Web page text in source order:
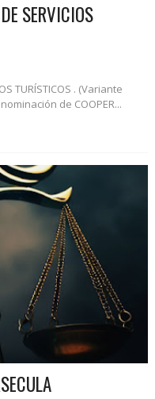
SERVICIOS
TURÍSTICOS . (Variante
de COOPER...